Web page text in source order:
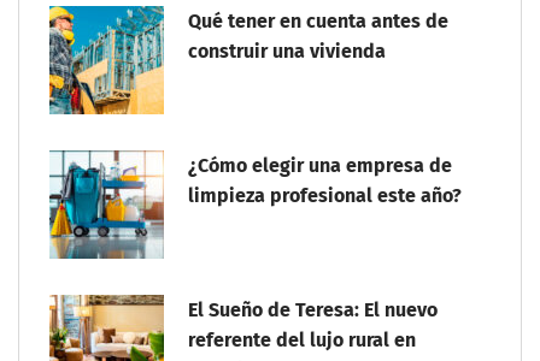
Qué tener en cuenta antes de
construir una vivienda
¿Cómo elegir una empresa de
limpieza profesional este año?
El Sueño de Teresa: El nuevo
referente del lujo rural en